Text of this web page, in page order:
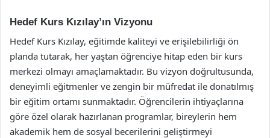
Hedef Kurs Kızılay’ın Vizyonu
Hedef Kurs Kızılay, eğitimde kaliteyi ve erişilebilirliği ön
planda tutarak, her yaştan öğrenciye hitap eden bir kurs
merkezi olmayı amaçlamaktadır. Bu vizyon doğrultusunda,
deneyimli eğitmenler ve zengin bir müfredat ile donatılmış
bir eğitim ortamı sunmaktadır. Öğrencilerin ihtiyaçlarına
göre özel olarak hazırlanan programlar, bireylerin hem
akademik hem de sosyal becerilerini geliştirmeyi